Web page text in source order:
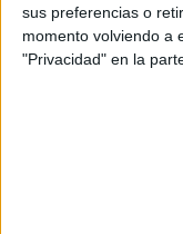
sus preferencias o
momento volviendo a
"Privacidad" en la
Dossier
Webs